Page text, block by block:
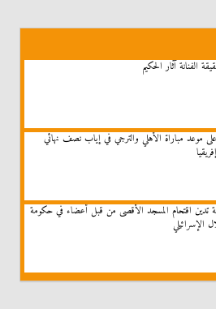
الفنانة آثار الحكيم
موعد مباراة الأهلي والترجي في إياب نصف نهائي
تدين اقتحام المسجد الأقصى من قبل أعضاء في حكومة
الإسرائيلي